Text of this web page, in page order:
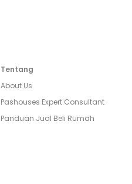
Tentang
About Us
Pashouses Expert Consultant
Panduan Jual Beli Rumah